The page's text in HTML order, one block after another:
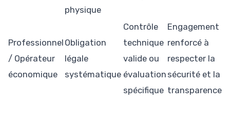
physique
Professionnel
/ Opérateur
économique
Obligation
légale
systématique
Contrôle
technique
valide ou
évaluation
spécifique
Engagement
renforcé à
respecter la
sécurité et la
transparence